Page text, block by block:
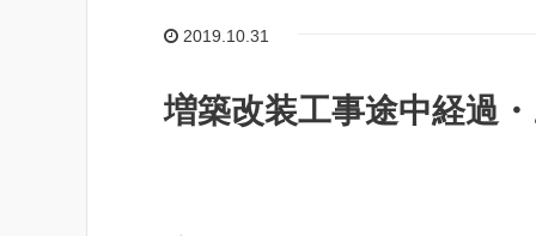
2019.10.31
増築改装工事途中経過